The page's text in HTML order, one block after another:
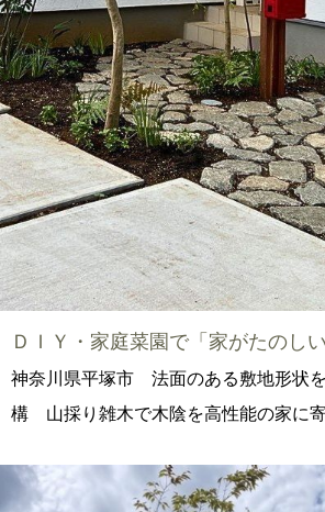
ＤＩＹ・家庭菜園で「家がたのしい
神奈川県平塚市 法面のある敷地形状
構 山採り雑木で木陰を高性能の家に